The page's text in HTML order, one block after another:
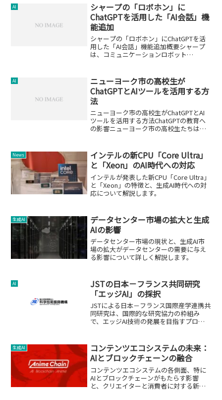
AI
シャープの「ロボホン」に
ChatGPTを活用した「AI会話」機
能追加
シャープの「ロボホン」にChatGPTを活
用した「AI会話」機能追加概要シャープ
は、コミュニケーションロボット
話」の提供を開始しました。このアプリ
は、ロボホンと...
AI
ニューヨーク市の高校生が
ChatGPTとAIツールを活用する方
法
ニューヨーク市の高校生がChatGPTとAI
ツールを活用する方法ChatGPTの教育へ
の影響ニューヨーク市の高校生たちは、
す。これらのツールは、教育において有
益...
News
インテルの新CPU「Core Ultra」
と「Xeon」のAI時代への対応
インテルが発表した新CPU「Core Ultra」
と「Xeon」の特徴と、生成AI時代への対
応について解説します。
生成AI
データセンター市場の拡大と生成
AIの影響
データセンター市場の現状と、生成AI市
場の拡大がデータセンターの需要に与え
る影響について詳しく解説します。
AI
JSTの日本－フランス共同研究
「エッジAI」の採択
JSTによる日本－フランス国際産学連携共
同研究は、国際的な研究協力の枠組み
で、エッジAI技術の発展を目指すプロジ
生成AI
コンテンツエコシステムの未来：
AIとブロックチェーンの融合
コンテンツエコシステムの各側面、特に
AIとブロックチェーンがもたらす影響
と、クリエイターと消費者に対する新た